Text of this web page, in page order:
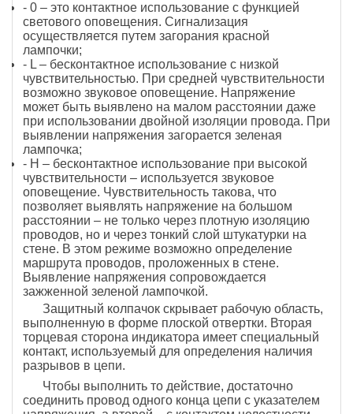
- 0 – это контактное использование с функцией
светового оповещения. Сигнализация
осуществляется путем загорания красной
лампочки;
- L – бесконтактное использование с низкой
чувствительностью. При средней чувствительности
возможно звуковое оповещение. Напряжение
может быть выявлено на малом расстоянии даже
при использовании двойной изоляции провода. При
выявлении напряжения загорается зеленая
лампочка;
- Н – бесконтактное использование при высокой
чувствительности – используется звуковое
оповещение. Чувствительность такова, что
позволяет выявлять напряжение на большом
расстоянии – не только через плотную изоляцию
проводов, но и через тонкий слой штукатурки на
стене. В этом режиме возможно определение
маршрута проводов, проложенных в стене.
Выявление напряжения сопровождается
зажженной зеленой лампочкой.
Защитный колпачок скрывает рабочую область,
выполненную в форме плоской отвертки. Вторая
торцевая сторона индикатора имеет специальный
контакт, используемый для определения наличия
разрывов в цепи.
Чтобы выполнить то действие, достаточно
соединить провод одного конца цепи с указателем